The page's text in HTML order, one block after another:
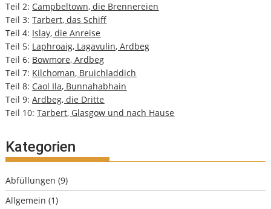
Teil 2: Campbeltown, die Brennereien
Teil 3:Tarbert, das Schiff
Teil 4: Islay, die Anreise
Teil 5: Laphroaig, Lagavulin, Ardbeg
Teil 6: Bowmore, Ardbeg
Teil 7: Kilchoman, Bruichladdich
Teil 8: Caol Ila, Bunnahabhain
Teil 9:Ardbeg, die Dritte
Teil 10:Tarbert, Glasgow und nach Hause
Kategorien
Abfüllungen (9)
Allgemein (1)